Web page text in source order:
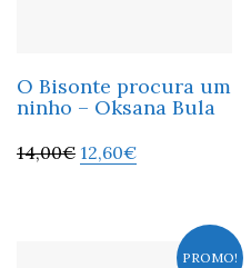
O Bisonte procura um
ninho – Oksana Bula
14,00€ 12,60€
PROMO!